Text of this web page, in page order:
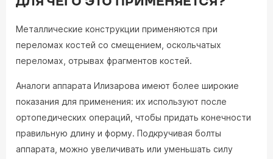
Металлические конструкции применяются при
переломах костей со смещением, оскольчатых
переломах, отрывах фрагментов костей.
Аналоги аппарата Илизарова имеют более широкие
показания для применения: их используют после
ортопедических операций, чтобы придать конечности
правильную длину и форму. Подкручивая болты
аппарата, можно увеличивать или уменьшать силу